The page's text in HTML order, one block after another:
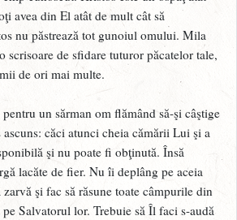
avea din El atât de mult cât să
nu păstrează tot gunoiul omului. Mila
scrisoare de sfidare tuturor păcatelor tale,
de ori mai multe.
un sărman om flămând să-şi câştige
căci atunci cheia cămării Lui şi a
şi nu poate fi obţinută. Însă
lacăte de fier. Nu îi deplâng pe aceia
şi fac să răsune toate câmpurile din
Salvatorul lor. Trebuie să Îl faci s-audă